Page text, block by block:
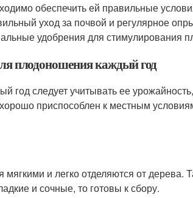
обеспечить ей правильные
уход за почвой и регулярное
удобрения для стимулирования
плодоношения каждый год
следует учитывать ее
приспособлен к местным
мягкими и легко отделяются от дерева.
и сочные, то готовы к сбору.